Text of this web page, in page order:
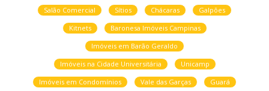
Salão Comercial
Sítios Chácaras
Galpões
Kitnets
Baronesa Imóveis Campinas
Imóveis em Barão Geraldo
Imóveis na Cidade Universitária
Unicamp
Imóveis em Condomínios
Vale das Garças
Guará